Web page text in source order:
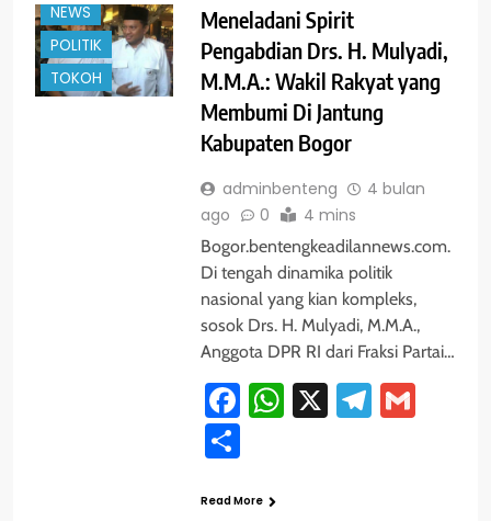
NEWS
POLITIK
TOKOH
Meneladani Spirit
Pengabdian Drs. H. Mulyadi,
M.M.A.: Wakil Rakyat yang
Membumi Di Jantung
Kabupaten Bogor
adminbenteng
4 bulan
ago
0 4 mins
Bogor.bentengkeadilannews.com.
Di tengah dinamika politik
nasional yang kian kompleks,
sosok Drs. H. Mulyadi, M.M.A.,
Anggota DPR RI dari Fraksi Partai…
Facebook
WhatsApp
X
Share
Read More